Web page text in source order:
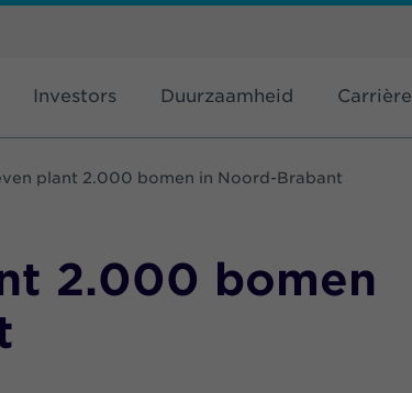
Investors Duurzaamheid Carrière
plant 2.000 bomen in Noord-Brabant
2.000 bomen